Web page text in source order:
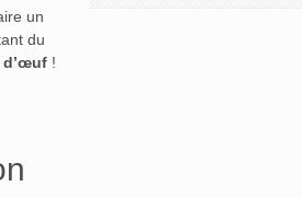
un
du
d’œuf !